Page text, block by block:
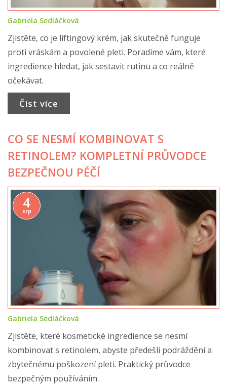
Gabriela Sedláčková
Zjistěte, co je liftingový krém, jak skutečně funguje
proti vráskám a povolené pleti. Poradíme vám, které
ingredience hledat, jak sestavit rutinu a co reálně
očekávat.
Číst více
CO SE NESMÍ KOMBINOVAT S
RETINOLEM? KOMPLETNÍ PRŮVODCE
BEZPEČNOU PÉČÍ
4
srp
Gabriela Sedláčková
Zjistěte, které kosmetické ingredience se nesmí
kombinovat s retinolem, abyste předešli podráždění a
zbytečnému poškození pleti. Praktický průvodce
bezpečným používáním.